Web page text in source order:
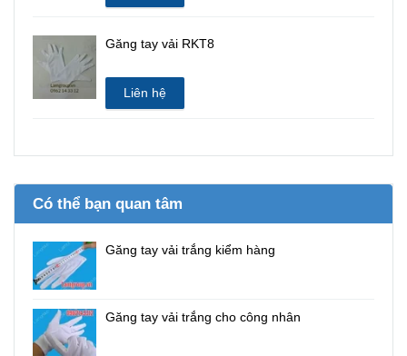
Găng tay vải RKT8
Liên hệ
Có thể bạn quan tâm
Găng tay vải trắng kiểm hàng
Găng tay vải trắng cho công nhân